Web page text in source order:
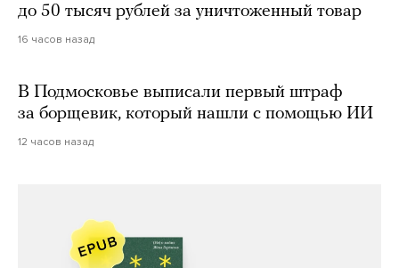
до 50 тысяч рублей за уничтоженный товар
16 часов назад
В Подмосковье выписали первый штраф
за борщевик, который нашли с помощью ИИ
12 часов назад